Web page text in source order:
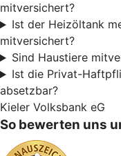
mitversichert?
Ist der Heizöltank
mitversichert?
Sind Haustiere
Ist die Privat-
absetzbar?
Kieler Volksbank eG
So bewerten uns